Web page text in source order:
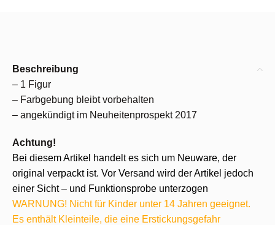
Beschreibung
– 1 Figur
– Farbgebung bleibt vorbehalten
– angekündigt im Neuheitenprospekt 2017
Achtung!
Bei diesem Artikel handelt es sich um Neuware, der
original verpackt ist. Vor Versand wird der Artikel jedoch
einer Sicht – und Funktionsprobe unterzogen
WARNUNG! Nicht für Kinder unter 14 Jahren geeignet.
Es enthält Kleinteile, die eine Erstickungsgefahr